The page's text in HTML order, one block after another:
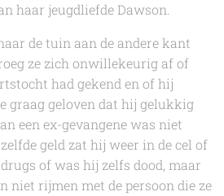
haar jeugdliefde Dawson.
de tuin aan de andere kant
ze zich onwillekeurig af of
had gekend en of hij
graag geloven dat hij gelukkig
een ex-gevangene was niet
geld zat hij weer in de cel of
of was hij zelfs dood, maar
niet rijmen met de persoon die ze